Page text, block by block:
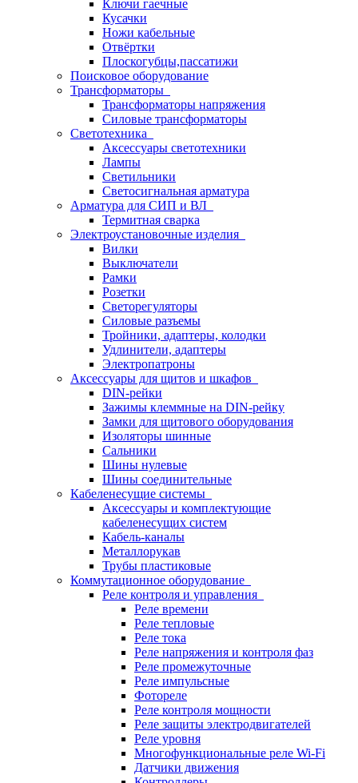
Ключи гаечные
Кусачки
Ножи кабельные
Отвёртки
Плоскогубцы,пассатижи
Поисковое оборудование
Трансформаторы
Трансформаторы напряжения
Силовые трансформаторы
Светотехника
Аксессуары светотехники
Лампы
Светильники
Светосигнальная арматура
Арматура для СИП и ВЛ
Термитная сварка
Электроустановочные изделия
Вилки
Выключатели
Рамки
Розетки
Светорегуляторы
Силовые разъемы
Тройники, адаптеры, колодки
Удлинители, адаптеры
Электропатроны
Аксессуары для щитов и шкафов
DIN-рейки
Зажимы клеммные на DIN-рейку
Замки для щитового оборудования
Изоляторы шинные
Сальники
Шины нулевые
Шины соединительные
Кабеленесущие системы
Аксессуары и комплектующие
кабеленесущих систем
Кабель-каналы
Металлорукав
Трубы пластиковые
Коммутационное оборудование
Реле контроля и управления
Реле времени
Реле тепловые
Реле тока
Реле напряжения и контроля фаз
Реле промежуточные
Реле импульсные
Фотореле
Реле контроля мощности
Реле защиты электродвигателей
Реле уровня
Многофункциональные реле Wi-Fi
Датчики движения